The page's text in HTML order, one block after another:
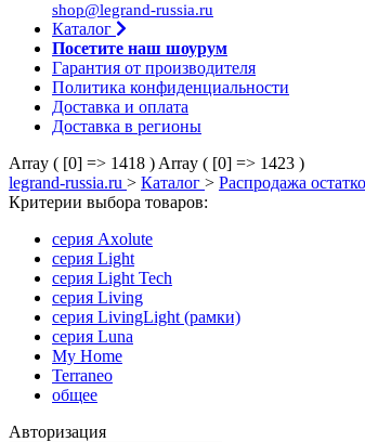
shop@legrand-russia.ru
Каталог
Посетите наш шоурум
Гарантия от производителя
Политика конфиденциальности
Доставка и оплата
Доставка в регионы
Array ( [0] => 1418 ) Array ( [0] => 1423 )
legrand-russia.ru > Каталог > Распродажа
Критерии выбора товаров:
серия Axolute
серия Light
серия Light Tech
серия Living
серия LivingLight (рамки)
серия Luna
My Home
Terraneo
общее
Авторизация